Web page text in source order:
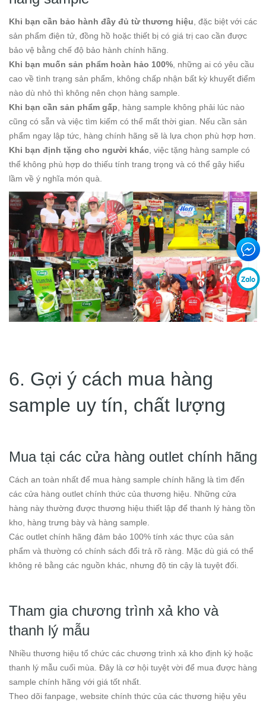
Khi bạn cần bảo hành đầy đủ từ thương hiệu , đặc biệt với các
sản phẩm điện tử, đồng hồ hoặc thiết bị có giá trị cao cần được
bảo vệ bằng chế độ bảo hành chính hãng.
Khi bạn muốn sản phẩm hoàn hảo 100% , những ai có yêu cầu
cao về tình trạng sản phẩm, không chấp nhận bất kỳ khuyết điểm
nào dù nhỏ thì không nên chọn hàng sample.
Khi bạn cần sản phẩm gấp , hàng sample không phải lúc nào
cũng có sẵn và việc tìm kiếm có thể mất thời gian. Nếu cần sản
phẩm ngay lập tức, hàng chính hãng sẽ là lựa chọn phù hợp hơn.
Khi bạn định tặng cho người khác , việc tặng hàng sample có
thể không phù hợp do thiếu tính trang trọng và có thể gây hiểu
lầm về ý nghĩa món quà.
6. Gợi ý cách mua hàng
sample uy tín, chất lượng
Mua tại các cửa hàng outlet chính hãng
Cách an toàn nhất để mua hàng sample chính hãng là tìm đến
các cửa hàng outlet chính thức của thương hiệu. Những cửa
hàng này thường được thương hiệu thiết lập để thanh lý hàng tồn
kho, hàng trưng bày và hàng sample.
Các outlet chính hãng đảm bảo 100% tính xác thực của sản
phẩm và thường có chính sách đổi trả rõ ràng. Mặc dù giá có thể
không rẻ bằng các nguồn khác, nhưng độ tin cậy là tuyệt đối.
Tham gia chương trình xả kho và
thanh lý mẫu
Nhiều thương hiệu tổ chức các chương trình xả kho định kỳ hoặc
thanh lý mẫu cuối mùa. Đây là cơ hội tuyệt vời để mua được hàng
sample chính hãng với giá tốt nhất.
Theo dõi fanpage, website chính thức của các thương hiệu yêu